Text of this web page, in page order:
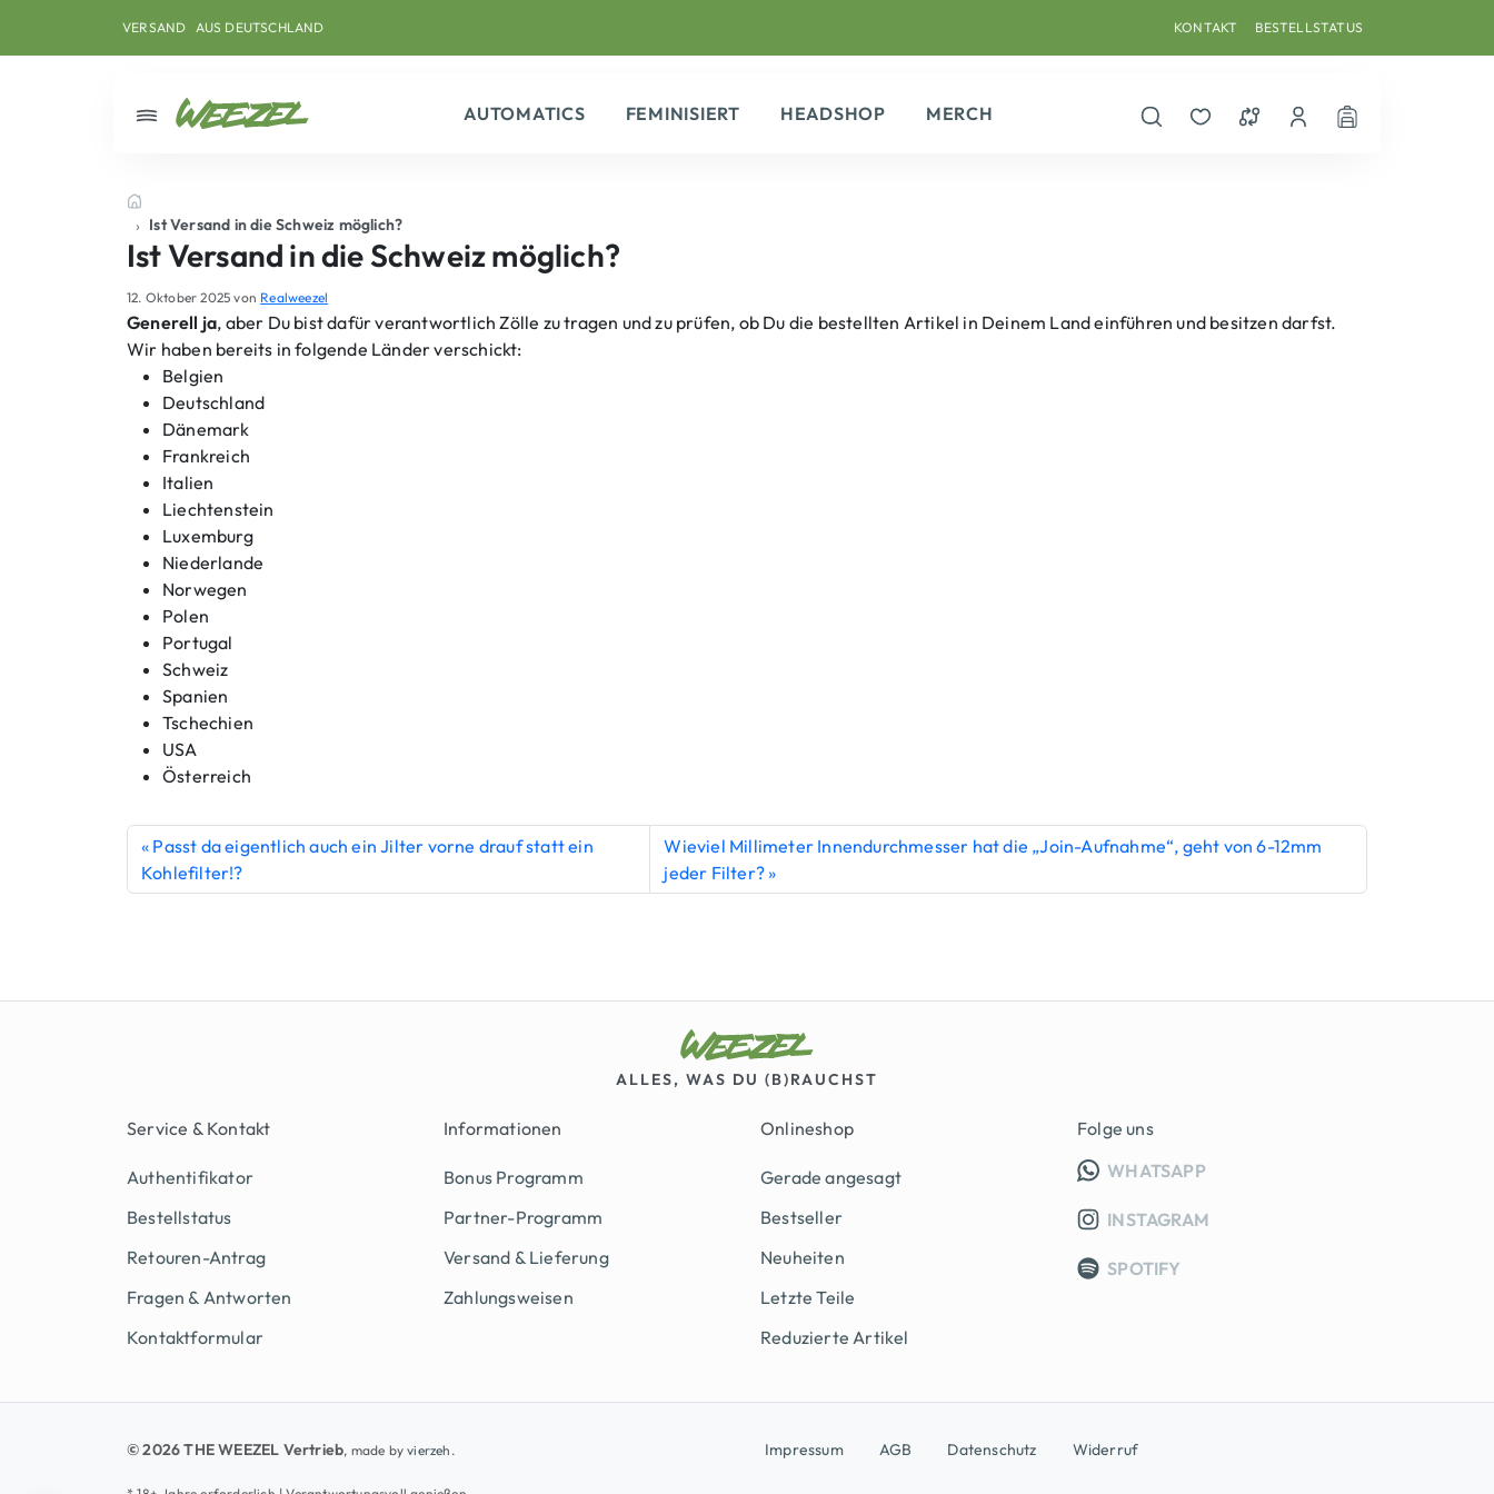
VERSAND AUS DEUTSCHLAND KONTAKT BESTELLSTATUS
AUTOMATICS FEMINISIERT HEADSHOP
MERCH
Startseite
Ist Versand in die Schweiz möglich?
Ist Versand in die Schweiz möglich?
12. Oktober 2025 von Realweezel
Generell ja, aber Du bist dafür verantwortlich Zölle zu tragen und zu prüfen, ob Du die bestellten Artikel in Deinem Land einführen und besitzen darfst.
Wir haben bereits in folgende Länder verschickt:
Belgien
Deutschland
Dänemark
Frankreich
Italien
Liechtenstein
Luxemburg
Niederlande
Norwegen
Polen
Portugal
Schweiz
Spanien
Tschechien
USA
Österreich
Passt da eigentlich auch ein Jilter vorne drauf statt ein
Kohlefilter!?
Wieviel Millimeter Innendurchmesser hat die „Join-Aufnahme“, geht von 6-12mm
jeder Filter?
ALLES, WAS DU (B)RAUCHST
Service & Kontakt
Authentifikator
Bestellstatus
Retouren-Antrag
Fragen & Antworten
Kontaktformular
Informationen
Bonus Programm
Partner-Programm
Versand & Lieferung
Zahlungsweisen
Onlineshop
Gerade angesagt
Bestseller
Neuheiten
Letzte Teile
Reduzierte Artikel
Folge uns
WHATSAPPINFO GRUPPE (OEFFNET IN
INSTAGRAM
SPOTIFY
© 2026 THE WEEZEL Vertrieb, made byvierzeh. Impressum AGB Datenschutz Widerruf